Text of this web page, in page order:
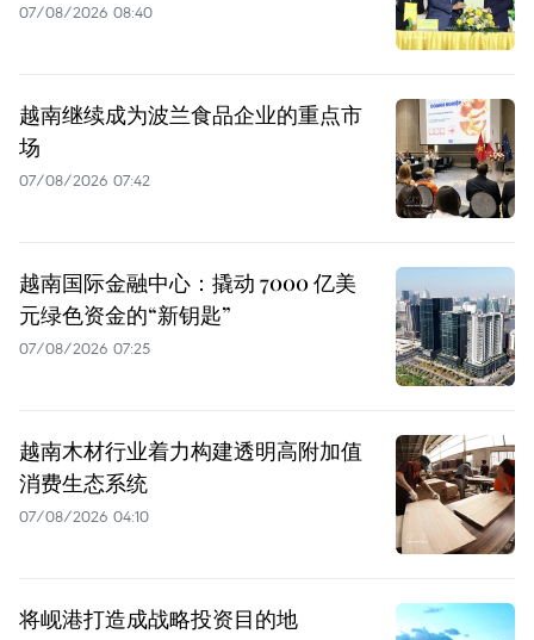
07/08/2026 08:40
越南继续成为波兰食品企业的重点市
场
07/08/2026 07:42
越南国际金融中心：撬动 7000 亿美
元绿色资金的“新钥匙”
07/08/2026 07:25
越南木材行业着力构建透明高附加值
消费生态系统
07/08/2026 04:10
将岘港打造成战略投资目的地